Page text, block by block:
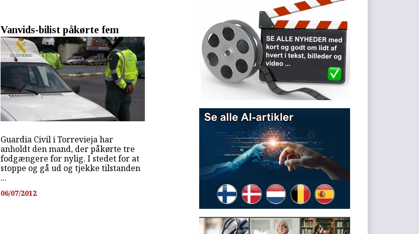
Vanvids-bilist påkørte fem
Guardia Civil i Torrevieja har
anholdt den mand, der påkørte tre
fodgængere for nylig. I stedet for at
stoppe og gå ud og tjekke tilstanden
...
06/07/2012